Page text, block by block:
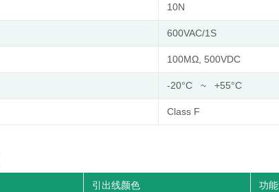
10N
600VAC/1S
100MΩ, 500VDC
-20°C ~ +55°C
Class F
引出线颜色
功能